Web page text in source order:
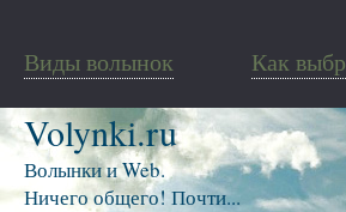
Виды волынок Как
Volynki.ru
Волынки и Web.
Ничего общего! Почти...